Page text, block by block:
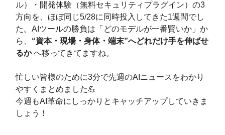
ル）・開発体験（無料セキュリティプラグイン）の3
方向を、ほぼ同じ5/28に同時投入してきた1週間でし
た。AIツールの勝負は「どのモデルが一番賢いか」か
ら、 “資本・現場・身体・端末”へどれだけ手を伸ばせ
るかへ移ってきてますね。
忙しい皆様のために3分で先週のAIニュースをわかり
やすくまとめました💪
今週もAI革命にしっかりとキャッチアップしていきま
しょう！